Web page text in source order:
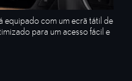
com um ecrã tátil de
para um acesso fácil e